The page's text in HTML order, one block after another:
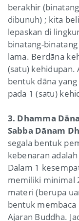
berakhir
dibunuh) ; kita
lepaskan di
binatang-
lama. Berdāna
(satu) kehidupan.
bentuk dāna
pada 1 (satu)
3. Dhamma
Sabba Dānam
segala bentuk
kebenaran
Dalam 1
memiliki minimal
materi (berupa
bentuk
Ajaran Buddha.